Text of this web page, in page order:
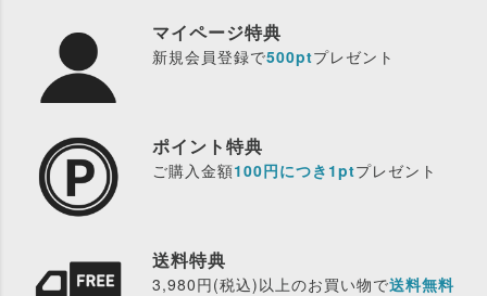
マイページ特典
新規会員登録で500ptプレゼント
ポイント特典
ご購入金額100円につき1ptプレゼント
送料特典
3,980円(税込)以上のお買い物で送料無料